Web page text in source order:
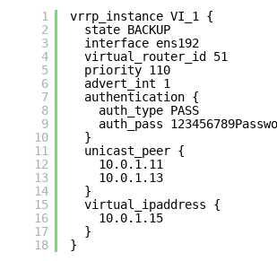
1
2
3
4
5
6
7
8
9
10
11
12
13
14
15
16
17
18
vrrp_instance VI_1 {
state BACKUP
interface ens192
virtual_router_id 51
priority 110
advert_int 1
authentication {
auth_type PASS
auth_pass
}
unicast_peer {
10.0.1.11
10.0.1.13
}
virtual_ipaddress {
10.0.1.15
}
}